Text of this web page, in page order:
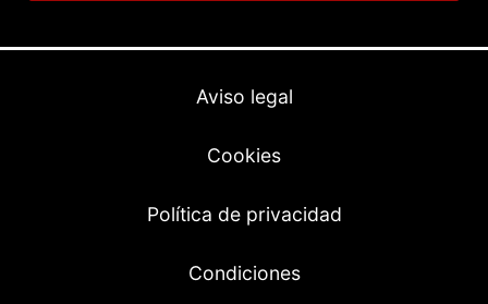
Aviso legal
Cookies
Política de privacidad
Condiciones